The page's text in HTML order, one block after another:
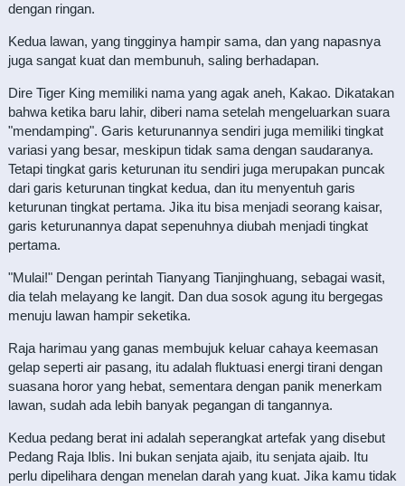
dengan ringan.
Kedua lawan, yang tingginya hampir sama, dan yang napasnya
juga sangat kuat dan membunuh, saling berhadapan.
Dire Tiger King memiliki nama yang agak aneh, Kakao. Dikatakan
bahwa ketika baru lahir, diberi nama setelah mengeluarkan suara
"mendamping". Garis keturunannya sendiri juga memiliki tingkat
variasi yang besar, meskipun tidak sama dengan saudaranya.
Tetapi tingkat garis keturunan itu sendiri juga merupakan puncak
dari garis keturunan tingkat kedua, dan itu menyentuh garis
keturunan tingkat pertama. Jika itu bisa menjadi seorang kaisar,
garis keturunannya dapat sepenuhnya diubah menjadi tingkat
pertama.
"Mulai!" Dengan perintah Tianyang Tianjinghuang, sebagai wasit,
dia telah melayang ke langit. Dan dua sosok agung itu bergegas
menuju lawan hampir seketika.
Raja harimau yang ganas membujuk keluar cahaya keemasan
gelap seperti air pasang, itu adalah fluktuasi energi tirani dengan
suasana horor yang hebat, sementara dengan panik menerkam
lawan, sudah ada lebih banyak pegangan di tangannya.
Kedua pedang berat ini adalah seperangkat artefak yang disebut
Pedang Raja Iblis. Ini bukan senjata ajaib, itu senjata ajaib. Itu
perlu dipelihara dengan menelan darah yang kuat. Jika kamu tidak